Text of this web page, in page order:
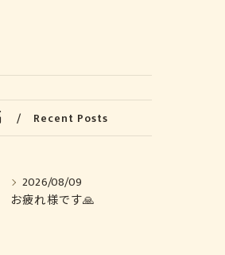
Recent Posts
2026/08/09
お疲れ様です🙏